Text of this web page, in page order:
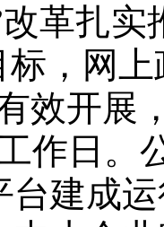
革扎
标，网
效开展
作日。
台建成